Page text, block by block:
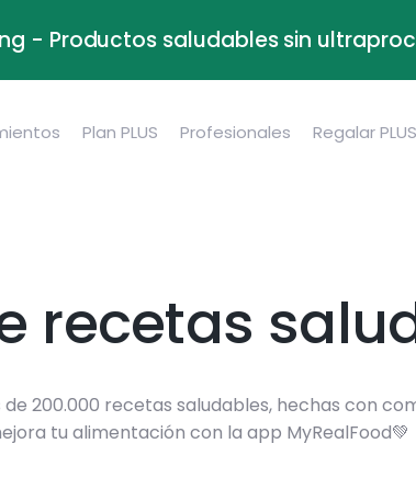
- Productos saludables sin
Plan PLUS Profesionales Regalar
recetas
de 200.000 recetas saludables, hechas con
tu alimentación con la app MyRealFood💚